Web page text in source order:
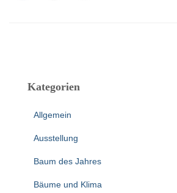
Kategorien
Allgemein
Ausstellung
Baum des Jahres
Bäume und Klima